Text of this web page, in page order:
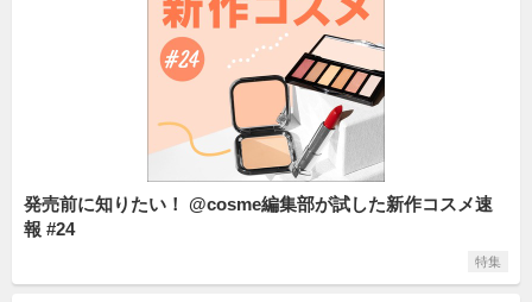
発売前に知りたい！ @cosme編集部が試した新作コスメ速
報 #24
特集